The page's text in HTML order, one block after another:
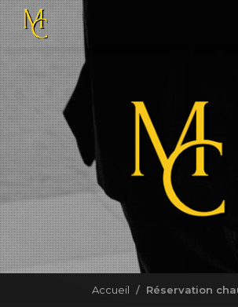
Aller
au
contenu
principal
Navigation principale
Accueil Réservation